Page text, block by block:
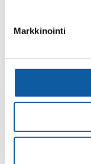
Markkinointi